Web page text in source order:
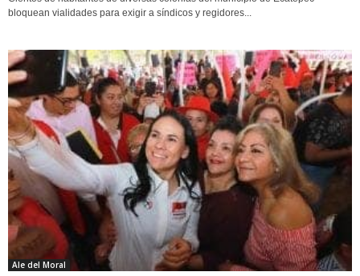
bloquean vialidades para exigir a síndicos y regidores...
Ale del Moral